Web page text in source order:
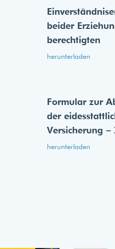
beider
berechtigten
herunterladen
Formular zur
der
Versicherung –
herunterladen